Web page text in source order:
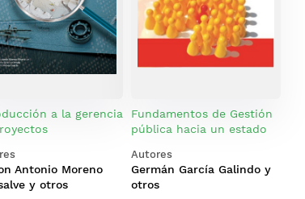
a la gerencia
Antonio Moreno
y otros
Fundamentos de Gestión
pública hacia un estado
Autores
Germán García Galindo y
otros